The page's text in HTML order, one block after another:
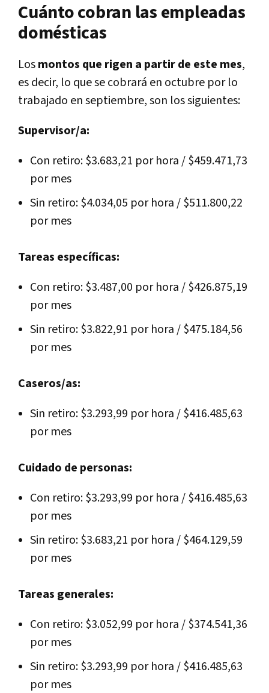
Cuánto cobran las empleadas
domésticas
Losmontos que rigen a partir de este mes,
es decir, lo que se cobrará en octubre por lo
trabajado en septiembre, son los siguientes:
Supervisor/a:
Con retiro: $3.683,21 por hora / $459.471,73
por mes
Sin retiro: $4.034,05 por hora / $511.800,22
por mes
Tareas específicas:
Con retiro: $3.487,00 por hora / $426.875,19
por mes
Sin retiro: $3.822,91 por hora / $475.184,56
por mes
Caseros/as:
Sin retiro: $3.293,99 por hora / $416.485,63
por mes
Cuidado de personas:
Con retiro: $3.293,99 por hora / $416.485,63
por mes
Sin retiro: $3.683,21 por hora / $464.129,59
por mes
Tareas generales:
Con retiro: $3.052,99 por hora / $374.541,36
por mes
Sin retiro: $3.293,99 por hora / $416.485,63
por mes